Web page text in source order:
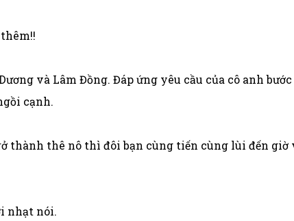
và Lâm Đồng. Đáp ứng yêu cầu của cô anh
cạnh.
thành thê nô thì đôi bạn cùng tiến cùng lùi đến
nhạt nói.